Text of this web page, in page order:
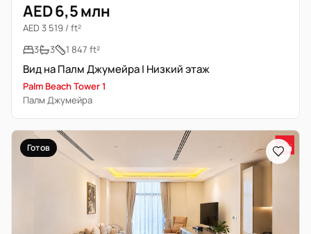
AED 6,5 млн
AED 3 519 / ft²
3
3 1 847 ft²
Вид на Палм Джумейра | Низкий этаж
Palm Beach Tower 1
Палм Джумейра
Готов